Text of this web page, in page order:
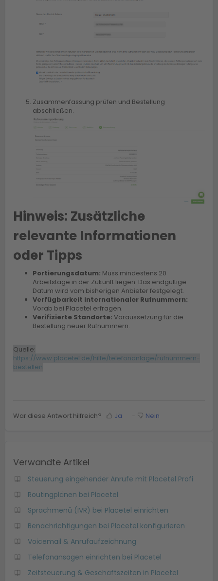
Zusammenfassung prüfen und Bestellung
abschließen.
Hinweis: Zusätzliche
relevante Informationen
oder Tipps
Portierungsdatum: Muss mindestens 20
Arbeitstage in der Zukunft liegen. Das endgültige
Datum wird vom bisherigen Anbieter festgelegt.
Verfügbarkeit internationaler Rufnummern:
Vorab bei Placetel erfragen.
Verifizierte Standorte: Voraussetzung für die
Bestellung neuer Rufnummern.
Quelle:
https://www.placetel.de/hilfe/telefonanlage/rufnummern-
bestellen
War diese Antwort hilfreich? Ja Nein
Verwandte Artikel
Steuerung eingehender Anrufe mit Placetel Profi
Routingplänen bei Placetel
Sprachmenü (IVR) bei Placetel einrichten
Benachrichtigungen bei Placetel konfigurieren
Voicemail & Anrufaufzeichnung
Telefonansagen einrichten bei Placetel
Zeitsteuerung & Geschäftszeiten in Placetel